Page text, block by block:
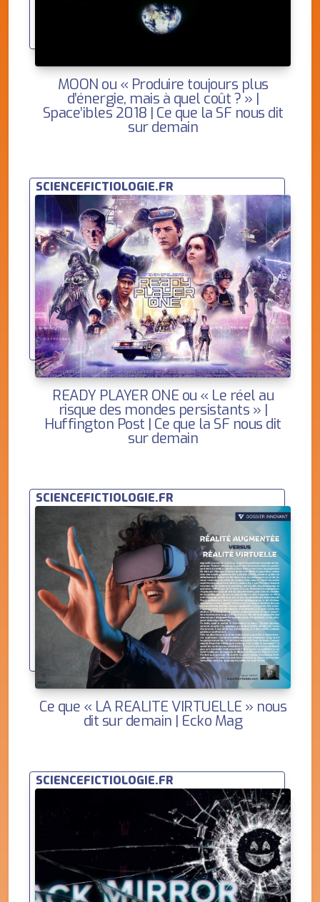
MOON ou « Produire toujours plus
d’énergie, mais à quel coût ? » |
Space’ibles 2018 | Ce que la SF nous dit
sur demain
SCIENCEFICTIOLOGIE.FR
READY PLAYER ONE ou « Le réel au
risque des mondes persistants » |
Huffington Post | Ce que la SF nous dit
sur demain
SCIENCEFICTIOLOGIE.FR
Ce que « LA REALITE VIRTUELLE » nous
dit sur demain | Ecko Mag
SCIENCEFICTIOLOGIE.FR